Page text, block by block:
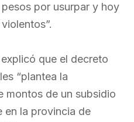
por usurpar y hoy
que el decreto
“plantea la
montos de un subsidio
en la provincia de